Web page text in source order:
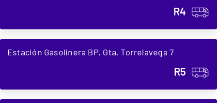
R4
Estación Gasolinera BP, Gta. Torrelavega 7
R5